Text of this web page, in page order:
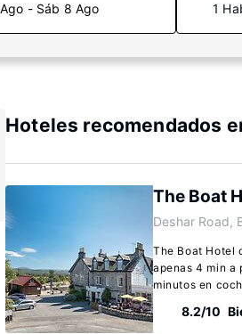
- Sáb 8 Ago 1
Hoteles recomendados
The Boat
Deshar Road,
The Boat Hotel
apenas 4 min a
minutos en
8.2/10